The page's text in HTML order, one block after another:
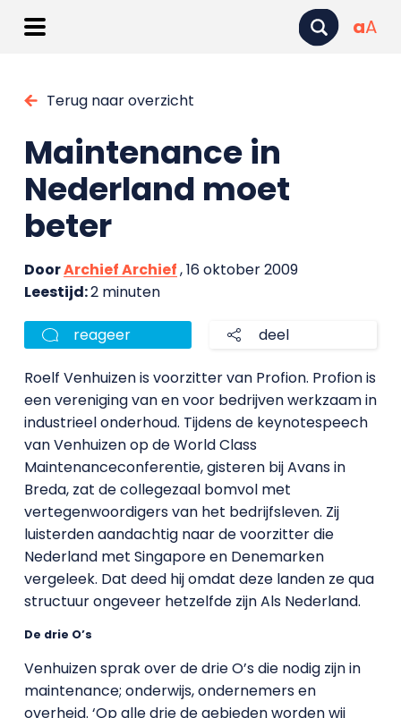
aA
Terug naar overzicht
Maintenance in
Nederland moet
beter
DoorArchief Archief, 16 oktober 2009
Leestijd:2 minuten
reageer deel
Roelf Venhuizen is voorzitter van Profion. Profion is
een vereniging van en voor bedrijven werkzaam in
industrieel onderhoud. Tijdens de keynotespeech
van Venhuizen op de World Class
Maintenanceconferentie, gisteren bij Avans in
Breda, zat de collegezaal bomvol met
vertegenwoordigers van het bedrijfsleven. Zij
luisterden aandachtig naar de voorzitter die
Nederland met Singapore en Denemarken
vergeleek. Dat deed hij omdat deze landen ze qua
structuur ongeveer hetzelfde zijn Als Nederland.
De drie O’s
Venhuizen sprak over de drie O’s die nodig zijn in
maintenance; onderwijs, ondernemers en
overheid. ‘Op alle drie de gebieden worden wij